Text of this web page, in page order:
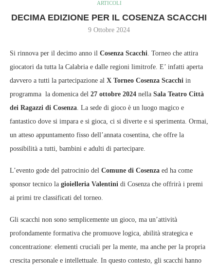
ARTICOLI
DECIMA EDIZIONE PER IL COSENZA SCACCHI
9 Ottobre 2024
Si rinnova per il decimo anno il Cosenza Scacchi. Torneo che attira
giocatori da tutta la Calabria e dalle regioni limitrofe. E’ infatti aperta
davvero a tutti la partecipazione al X Torneo Cosenza Scacchi in
programma la domenica del 27 ottobre 2024 nella Sala Teatro Città
dei Ragazzi di Cosenza. La sede di gioco è un luogo magico e
fantastico dove si impara e si gioca, ci si diverte e si sperimenta. Ormai,
un atteso appuntamento fisso dell’annata cosentina, che offre la
possibilità a tutti, bambini e adulti di partecipare.
L’evento gode del patrocinio del Comune di Cosenza ed ha come
sponsor tecnico la gioielleria Valentini di Cosenza che offrirà i premi
ai primi tre classificati del torneo.
Gli scacchi non sono semplicemente un gioco, ma un’attività
profondamente formativa che promuove logica, abilità strategica e
concentrazione: elementi cruciali per la mente, ma anche per la propria
crescita personale e intellettuale. In questo contesto, gli scacchi hanno